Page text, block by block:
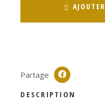
Partage
DESCRIPTION